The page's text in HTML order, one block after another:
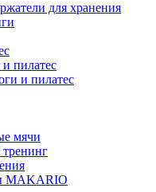
для хранения
пилатес
и пилатес
мячи
MAKARIO